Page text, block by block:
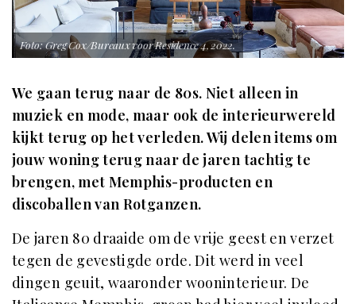
Foto: Greg Cox/Bureaux voor Residence 4, 2022.
We gaan terug naar de 80s. Niet alleen in
muziek en mode, maar ook de interieurwereld
kijkt terug op het verleden. Wij delen items om
jouw woning terug naar de jaren tachtig te
brengen, met Memphis-producten en
discoballen van Rotganzen.
De jaren 80 draaide om de vrije geest en verzet
tegen de gevestigde orde. Dit werd in veel
dingen geuit, waaronder wooninterieur. De